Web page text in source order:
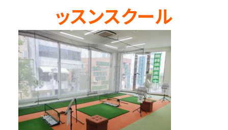
ッスンスクール